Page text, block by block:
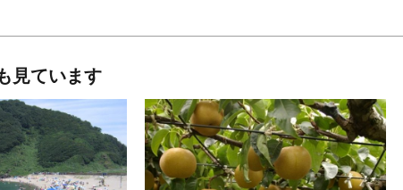
見ています